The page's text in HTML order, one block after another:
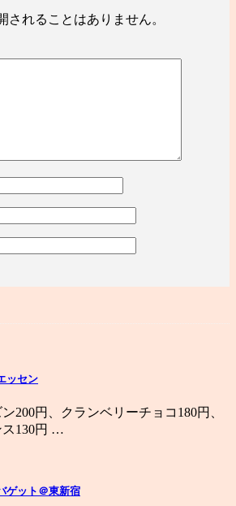
されることはありません。
ッセン
200円、クランベリーチョコ180円、
ス130円 …
ゲット＠東新宿